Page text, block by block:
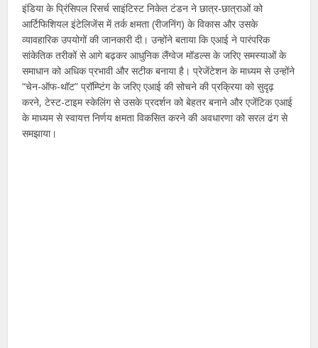
इंडिया के प्रिंसिपल रिसर्च साइंटिस्ट निकेत टंडन ने छात्र-छात्राओं को
आर्टिफिशियल इंटेलिजेंस में तर्क क्षमता (रीजनिंग) के विकास और उसके
व्यावहारिक उपयोगों की जानकारी दी। उन्होंने बताया कि एआई ने पारंपरिक
सांकेतिक तरीकों से आगे बढ़कर आधुनिक लैंग्वेज मॉडल्स के जरिए समस्याओं के
समाधान को अधिक प्रभावी और सटीक बनाया है। प्रेजेंटेशन के माध्यम से उन्होंने
“चेन-ऑफ-थॉट” प्रॉम्प्टिंग के जरिए एआई की सोचने की प्रक्रिया को सुदृढ़
करने, टेस्ट-टाइम स्केलिंग से उसके प्रदर्शन को बेहतर बनाने और एजेंटिक एआई
के माध्यम से स्वायत्त निर्णय क्षमता विकसित करने की अवधारणा को सरल ढंग से
समझाया।